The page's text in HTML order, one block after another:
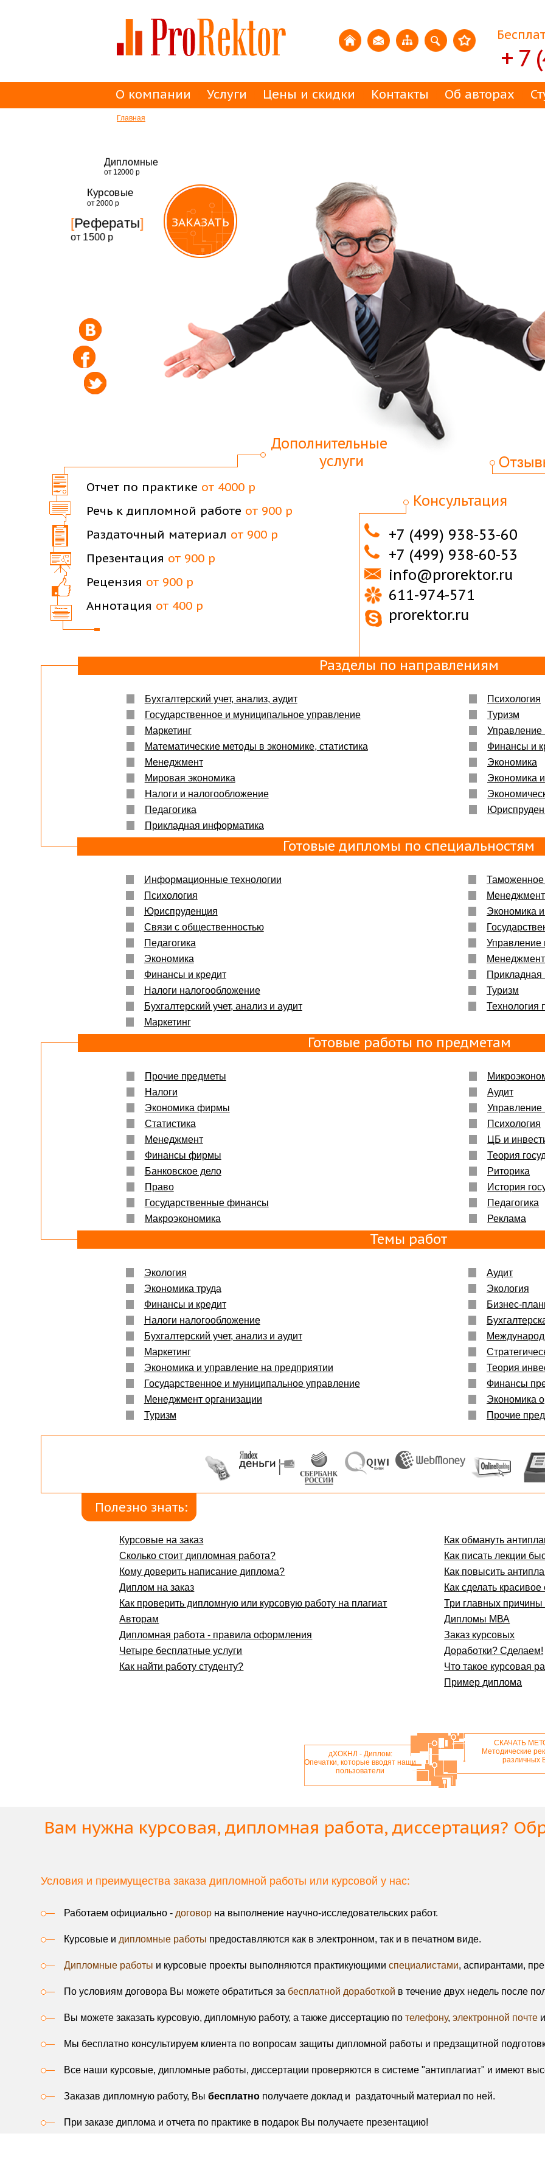
+ 7
О компании Услуги Цены и скидки Контакты Об авторах
Главная
Дипломные
от 12000 р
Курсовые
от 2000 р
Рефераты
от 1500 р
ЗАКАЗАТЬ
ЗАКАЗАТЬ
Дополнительные
услуги
Отчет по практике от 4000 р
Речь к дипломной работе от 900 р
Раздаточный материал от 900 р
Презентация от 900 р
Рецензия от 900 р
Аннотация от 400 р
Консультация
+7 (499) 938-53-60
+7 (499) 938-60-53
info@prorektor.ru
611-974-571
prorektor.ru
Разделы по направлениям
Бухгалтерский учет, анализ, аудит
Государственное и муниципальное управление
Маркетинг
Математические методы в экономике, статистика
Менеджмент
Мировая экономика
Налоги и налогообложение
Педагогика
Прикладная информатика
Психология
Туризм
Управление
Финансы и
Экономика
Экономика
Готовые дипломы по специальностям
Информационные технологии
Психология
Юриспруденция
Связи с общественностью
Педагогика
Экономика
Финансы и кредит
Налоги налогообложение
Бухгалтерский учет, анализ и аудит
Маркетинг
Таможенное
Менеджмент
Экономика
Управление
Менеджмент
Туризм
Технология
Готовые работы по предметам
Прочие предметы
Налоги
Экономика фирмы
Статистика
Менеджмент
Финансы фирмы
Банковское дело
Право
Государственные финансы
Макроэкономика
Аудит
Управление
Психология
ЦБ и
Теория
Риторика
История
Педагогика
Реклама
Темы работ
Экология
Экономика труда
Финансы и кредит
Налоги налогообложение
Бухгалтерский учет, анализ и аудит
Маркетинг
Экономика и управление на предприятии
Государственное и муниципальное управление
Менеджмент организации
Туризм
Аудит
Экология
Бизнес-
Теория
Финансы
Экономика
Прочие
Полезно знать:
Курсовые на заказ
Сколько стоит дипломная работа?
Кому доверить написание диплома?
Диплом на заказ
Как проверить дипломную или курсовую работу на плагиат
Авторам
Дипломная работа - правила оформления
Четыре бесплатные услуги
Как найти работу студенту?
Как обмануть
Как писать лекции
Как повысить
Как сделать
Три главных причины
Дипломы МВА
Заказ курсовых
Доработки? Сделаем!
Что такое курсовая
Пример диплома
дХОКНЛ - Диплом:
Опечатки, которые вводят наши
пользователи
СКАЧАТЬ
Методические
различных
Вам нужна курсовая, дипломная работа, диссертация?
Условия и преимущества заказа дипломной работы или курсовой у нас:
Работаем официально - договор на выполнение научно-исследовательских работ.
Курсовые и дипломные работы предоставляются как в электронном, так и в печатном виде.
Дипломные работы и курсовые проекты выполняются практикующимиспециалистами, аспирантами,
По условиям договора Вы можете обратиться за бесплатной доработкой в течение двух недель после
Вы можете заказать курсовую, дипломную работу, а также диссертацию потелефону,электронной почте
Мы бесплатно консультируем клиента по вопросам защиты дипломной работы и предзащитной
Все наши курсовые, дипломные работы, диссертации проверяются в системе "антиплагиат" и имеют
Заказав дипломную работу, Выбесплатно получаете доклад и раздаточный материал по ней.
При заказе диплома и отчета по практике в подарок Вы получаете презентацию!